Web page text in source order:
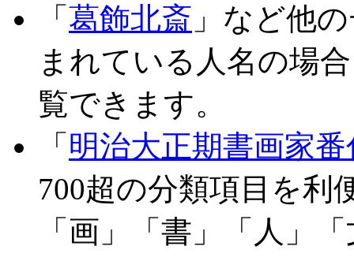
「 葛飾北斎 」など他
まれている人名の場
覧できます。
「 明治大正期書画家
700超の分類項目を利
「画」「書」「人」